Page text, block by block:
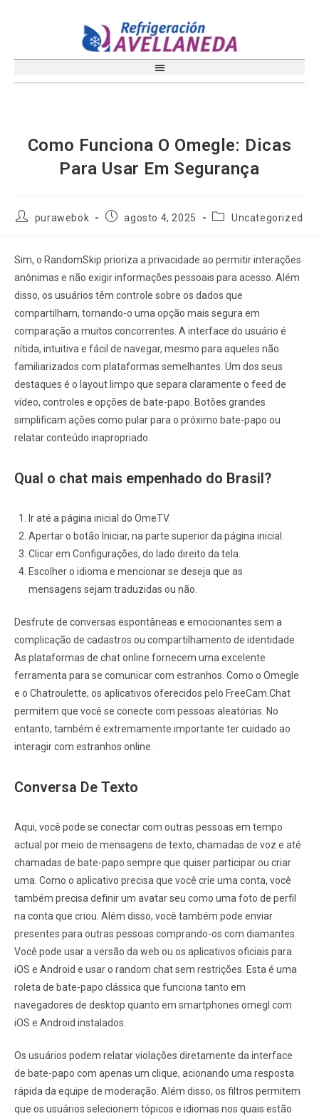
Como Funciona O Omegle: Dicas
Para Usar Em Segurança
purawebok agosto 4, 2025 Uncategorized
Sim, o RandomSkip prioriza a privacidade ao permitir interações
anônimas e não exigir informações pessoais para acesso. Além
disso, os usuários têm controle sobre os dados que
compartilham, tornando-o uma opção mais segura em
comparação a muitos concorrentes. A interface do usuário é
nítida, intuitiva e fácil de navegar, mesmo para aqueles não
familiarizados com plataformas semelhantes. Um dos seus
destaques é o layout limpo que separa claramente o feed de
vídeo, controles e opções de bate-papo. Botões grandes
simplificam ações como pular para o próximo bate-papo ou
relatar conteúdo inapropriado.
Qual o chat mais empenhado do Brasil?
Ir até a página inicial do OmeTV.
Apertar o botão Iniciar, na parte superior da página inicial.
Clicar em Configurações, do lado direito da tela.
Escolher o idioma e mencionar se deseja que as
mensagens sejam traduzidas ou não.
Desfrute de conversas espontâneas e emocionantes sem a
complicação de cadastros ou compartilhamento de identidade.
As plataformas de chat online fornecem uma excelente
ferramenta para se comunicar com estranhos. Como o Omegle
e o Chatroulette, os aplicativos oferecidos pelo FreeCam.Chat
permitem que você se conecte com pessoas aleatórias. No
entanto, também é extremamente importante ter cuidado ao
interagir com estranhos online.
Conversa De Texto
Aqui, você pode se conectar com outras pessoas em tempo
actual por meio de mensagens de texto, chamadas de voz e até
chamadas de bate-papo sempre que quiser participar ou criar
uma. Como o aplicativo precisa que você crie uma conta, você
também precisa definir um avatar seu como uma foto de perfil
na conta que criou. Além disso, você também pode enviar
presentes para outras pessoas comprando-os com diamantes.
Você pode usar a versão da web ou os aplicativos oficiais para
iOS e Android e usar o random chat sem restrições. Esta é uma
roleta de bate-papo clássica que funciona tanto em
navegadores de desktop quanto em smartphones omegl com
iOS e Android instalados.
Os usuários podem relatar violações diretamente da interface
de bate-papo com apenas um clique, acionando uma resposta
rápida da equipe de moderação. Além disso, os filtros permitem
que os usuários selecionem tópicos e idiomas nos quais estão